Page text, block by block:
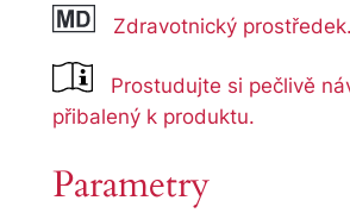
Zdravotnický prostředek.
Prostudujte si pečlivě
přibalený k produktu.
Parametry